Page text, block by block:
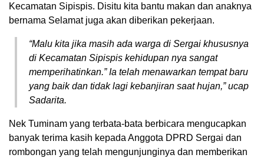
Kecamatan Sipispis. Disitu kita bantu makan dan anaknya
bernama Selamat juga akan diberikan pekerjaan.
“Malu kita jika masih ada warga di Sergai khususnya
di Kecamatan Sipispis kehidupan nya sangat
memperihatinkan.” Ia telah menawarkan tempat baru
yang baik dan tidak lagi kebanjiran saat hujan,” ucap
Sadarita.
Nek Tuminam yang terbata-bata berbicara mengucapkan
banyak terima kasih kepada Anggota DPRD Sergai dan
rombongan yang telah mengunjunginya dan memberikan